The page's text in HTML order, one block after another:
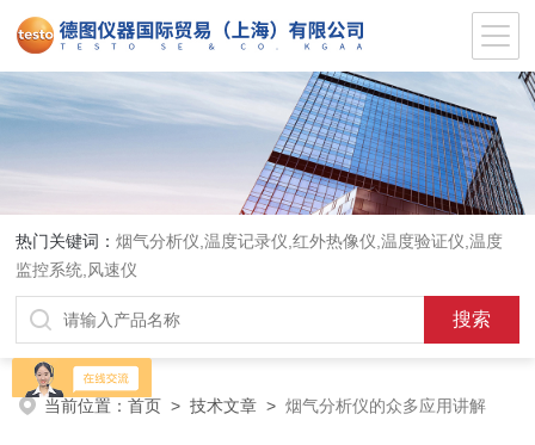
热门关键词：烟气分析仪,温度记录仪,红外热像仪,温度验证仪,温度
监控系统,风速仪
当前位置：首页 >技术文章 >烟气分析仪的众多应用讲解